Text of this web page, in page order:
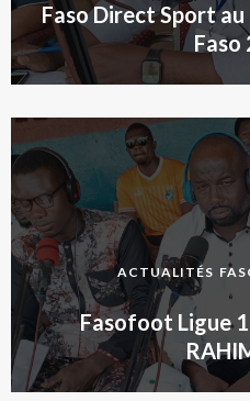
Faso Direct Sport
Faso
ACTUALITÉS
Fasofoot Ligue